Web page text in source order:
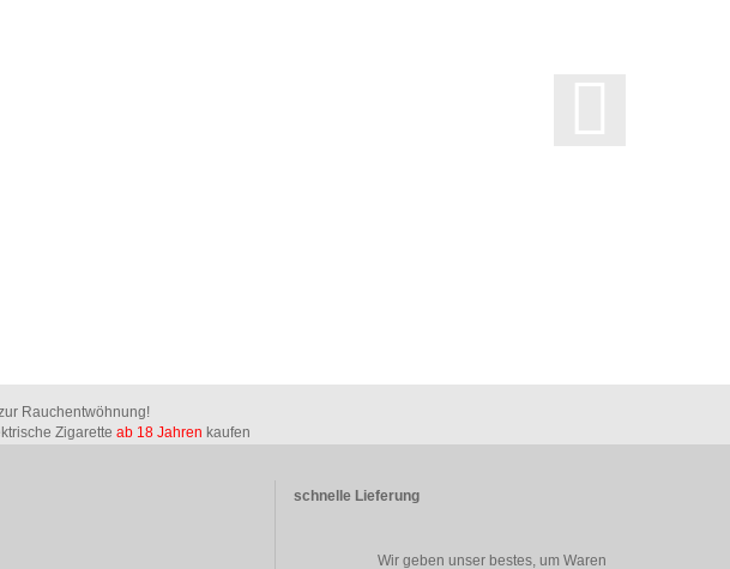
Rauchentwöhnung!
Zigarette ab 18 Jahren kaufen
schnelle Lieferung
Wir geben unser bestes, um Waren